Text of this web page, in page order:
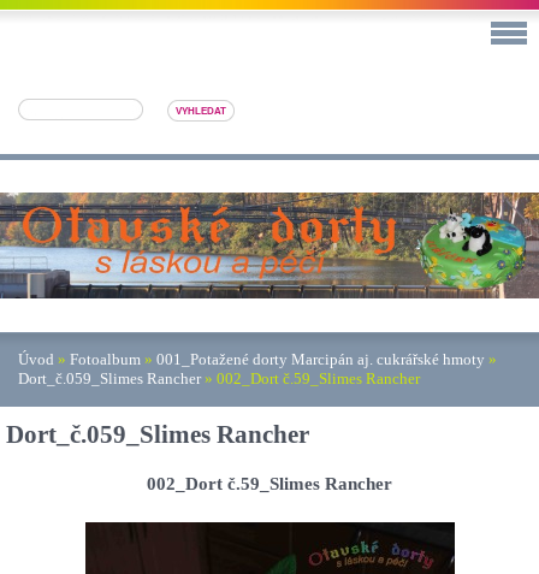
Úvod » Fotoalbum » 001_Potažené dorty Marcipán aj. cukrářské hmoty »
Dort_č.059_Slimes Rancher» 002_Dort č.59_Slimes Rancher
Dort_č.059_Slimes Rancher
002_Dort č.59_Slimes Rancher